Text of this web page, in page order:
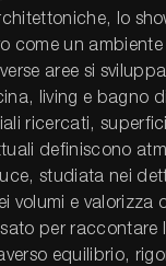
lo
come un
aree si
living e bagno
ricercati,
definiscono
studiata nei
volumi e valorizza
per raccontare
equilibrio,